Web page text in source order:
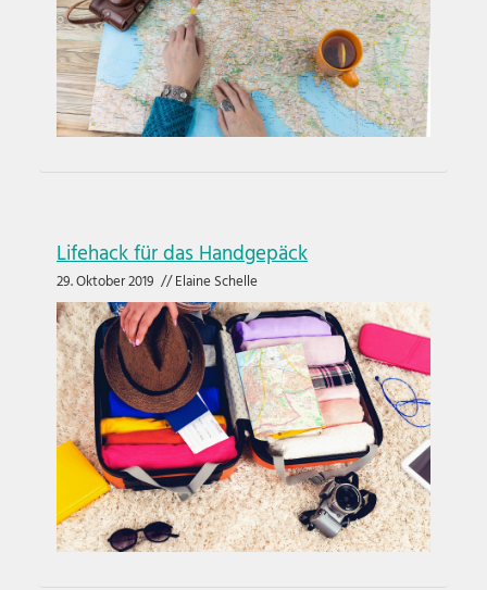
Lifehack für das Handgepäck
29. Oktober 2019 //Elaine Schelle